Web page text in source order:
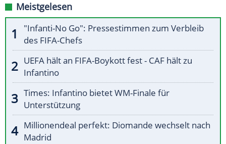
Meistgelesen
"Infanti-No Go": Pressestimmen zum Verbleib
des FIFA-Chefs
UEFA hält an FIFA-Boykott fest - CAF hält zu
Infantino
Times: Infantino bietet WM-Finale für
Unterstützung
Millionendeal perfekt: Diomande wechselt nach
Madrid